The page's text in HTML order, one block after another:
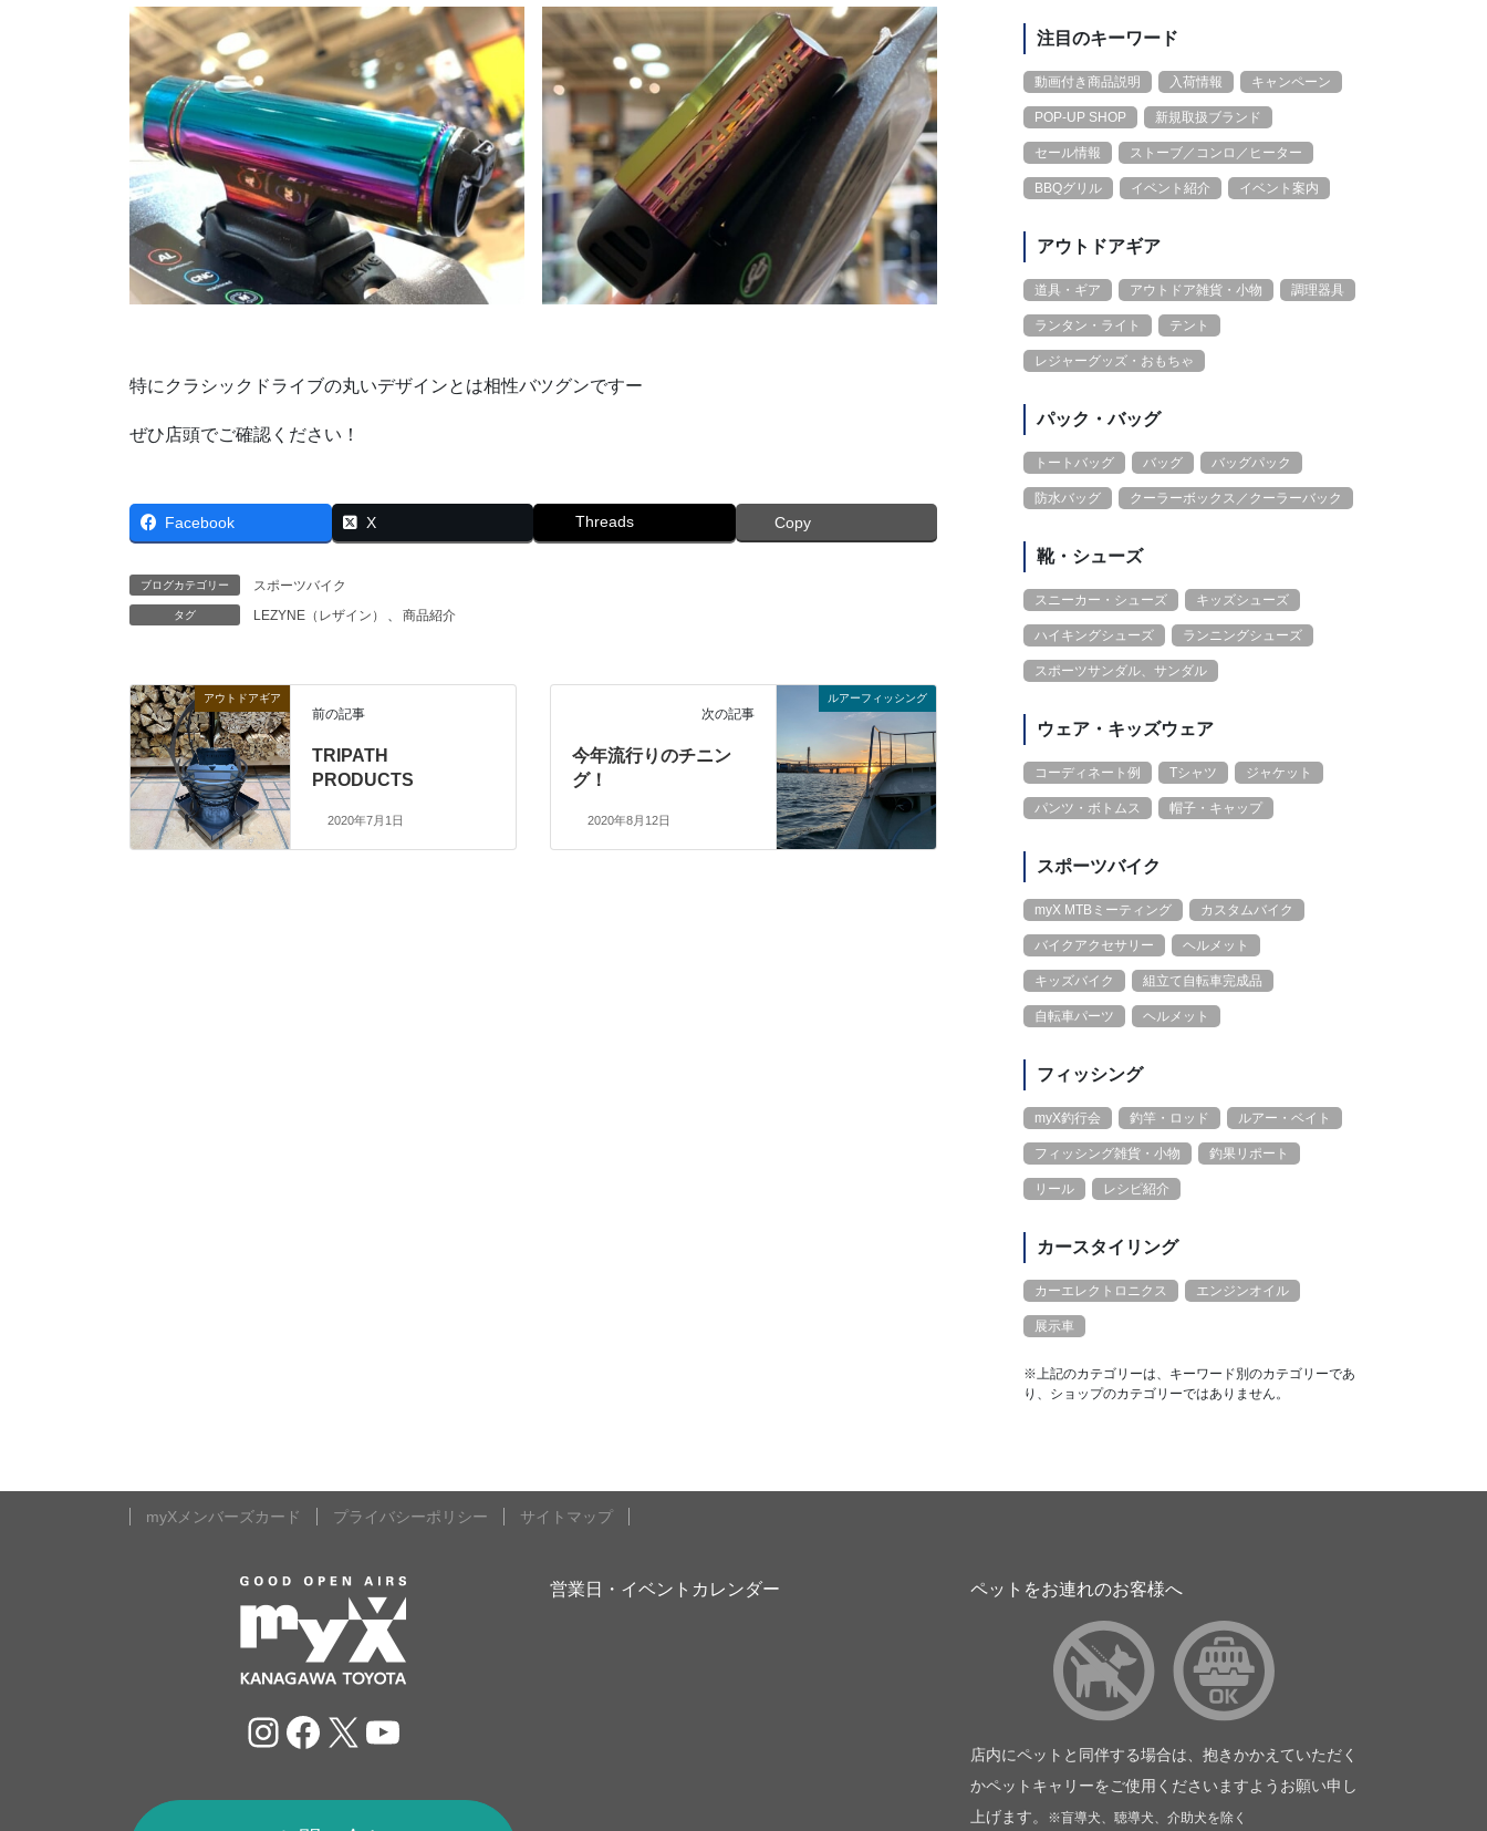
特にクラシックドライブの丸いデザインとは相性バツグンですー
ぜひ店頭でご確認ください！
Facebook X Threads Copy
ブログカテゴリー スポーツバイク
タグ LEZYNE（レザイン） 、 商品紹介
アウトドアギア
前の記事
TRIPATH
PRODUCTS
2020年7月1日
ルアーフィッシング
次の記事
今年流行りのチニン
グ！
2020年8月12日
注目のキーワード
動画付き商品説明 入荷情報 キャンペーン
POP-UP SHOP 新規取扱ブランド
セール情報 ストーブ／コンロ／ヒーター
BBQグリル イベント紹介 イベント案内
アウトドアギア
道具・ギア アウトドア雑貨・小物 調理器具
ランタン・ライト テント
レジャーグッズ・おもちゃ
パック・バッグ
トートバッグ バッグ バッグパック
防水バッグ クーラーボックス／クーラーバック
靴・シューズ
スニーカー・シューズ キッズシューズ
ハイキングシューズ ランニングシューズ
スポーツサンダル、サンダル
ウェア・キッズウェア
コーディネート例 Tシャツ ジャケット
パンツ・ボトムス 帽子・キャップ
スポーツバイク
myX MTBミーティング カスタムバイク
バイクアクセサリー ヘルメット
キッズバイク 組立て自転車完成品
自転車パーツ ヘルメット
フィッシング
myX釣行会 釣竿・ロッド ルアー・ベイト
フィッシング雑貨・小物 釣果リポート
リール レシピ紹介
カースタイリング
カーエレクトロニクス エンジンオイル
展示車
※上記のカテゴリーは、キーワード別のカテゴリーであ
り、ショップのカテゴリーではありません。
myXメンバーズカード プライバシーポリシー サイトマップ
Instagram
Facebook
X YouTube
営業日・イベントカレンダー ペットをお連れのお客様へ
店内にペットと同伴する場合は、抱きかかえていただく
かペットキャリーをご使用くださいますようお願い申し
上げます。
※盲導犬、聴導犬、介助犬を除く